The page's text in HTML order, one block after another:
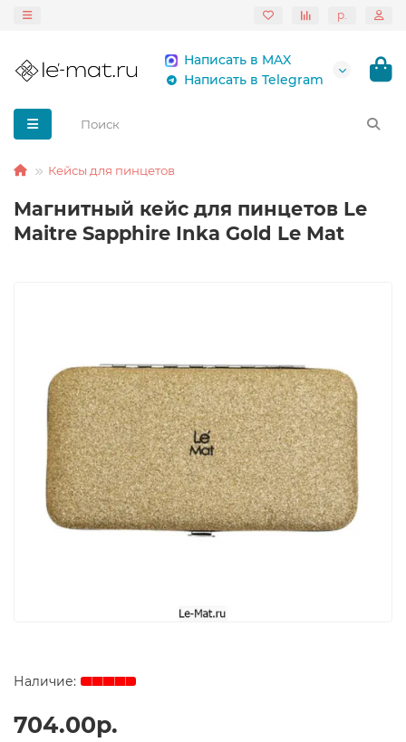
р.
Написать в MAX
Написать в Telegram
Кейсы для пинцетов
Магнитный кейс для пинцетов Le
Maitre Sapphire Inka Gold Le Mat
704.00р.